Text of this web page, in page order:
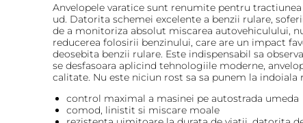
Anvelopele varatice sunt renumite pentru
ud. Datorita schemei excelente a benzii rulare,
de a monitoriza absolut miscarea autovehiculului,
reducerea folosirii benzinului, care are un impact
deosebita benzii rulare. Este indispensabil sa
se desfasoara aplicind tehnologiile moderne,
calitate. Nu este niciun rost sa sa punem la
control maximal a masinei pe autostrada umeda
comod, linistit si miscare moale